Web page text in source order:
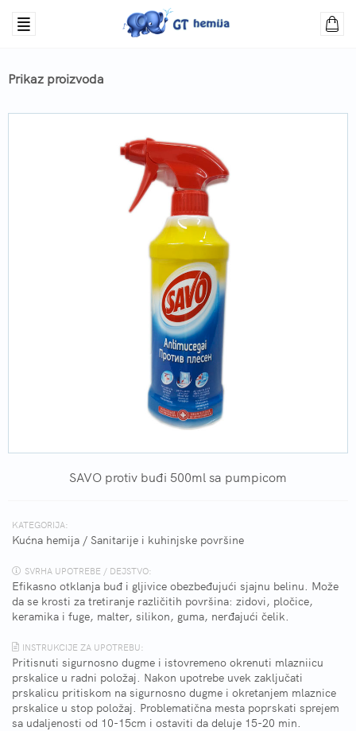
Prikaz proizvoda
SAVO protiv buđi 500ml sa pumpicom
KATEGORIJA:
Kućna hemija / Sanitarije i kuhinjske površine
SVRHA UPOTREBE / DEJSTVO:
Efikasno otklanja buđ i gljivice obezbeđujući sjajnu belinu. Može
da se krosti za tretiranje različitih površina: zidovi, pločice,
keramika i fuge, malter, silikon, guma, nerđajući čelik.
INSTRUKCIJE ZA UPOTREBU:
Pritisnuti sigurnosno dugme i istovremeno okrenuti mlazniicu
prskalice u radni položaj. Nakon upotrebe uvek zaključati
prskalicu pritiskom na sigurnosno dugme i okretanjem mlaznice
prskalice u stop položaj. Problematična mesta poprskati sprejem
sa udaljenosti od 10-15cm i ostaviti da deluje 15-20 min.